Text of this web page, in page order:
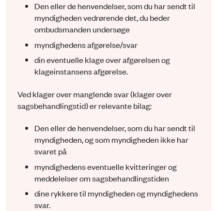
Den eller de henvendelser, som du har sendt til
myndigheden vedrørende det, du beder
ombudsmanden undersøge
myndighedens afgørelse/svar
din eventuelle klage over afgørelsen og
klageinstansens afgørelse.
Ved klager over manglende svar (klager over
sagsbehandlingstid) er relevante bilag:
Den eller de henvendelser, som du har sendt til
myndigheden, og som myndigheden ikke har
svaret på
myndighedens eventuelle kvitteringer og
meddelelser om sagsbehandlingstiden
dine rykkere til myndigheden og myndighedens
svar.